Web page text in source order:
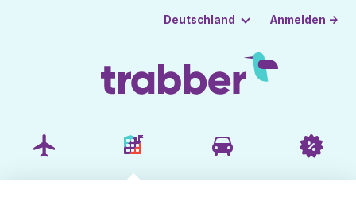
Deutschland Anmelden →